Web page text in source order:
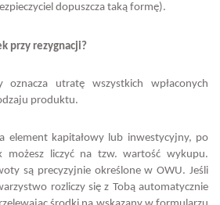
dopuszcza taką formę).
przy rezygnacji?
oznacza utratę wszystkich wpłaconych
produktu.
element kapitałowy lub inwestycyjny, po
możesz liczyć na tzw. wartość wykupu.
są precyzyjnie określone w OWU. Jeśli
rozliczy się z Tobą automatycznie